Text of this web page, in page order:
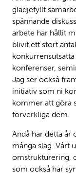
glädjefyllt
spännande
arbete har hållit
blivit ett stort
konferenser,
Jag ser också
initiativ som ni
kommer att göra
förverkliga dem.
Ändå har detta år
många slag. Vårt
omstrukturering,
som också har